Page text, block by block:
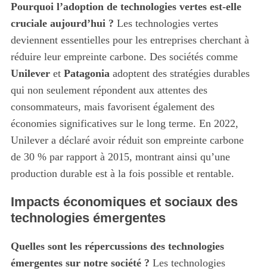
Pourquoi l’adoption de technologies vertes est-elle
cruciale aujourd’hui ? Les technologies vertes
deviennent essentielles pour les entreprises cherchant à
réduire leur empreinte carbone. Des sociétés comme
Unileveret Patagoniaadoptent des stratégies durables
qui non seulement répondent aux attentes des
consommateurs, mais favorisent également des
économies significatives sur le long terme. En 2022,
Unilever a déclaré avoir réduit son empreinte carbone
de 30 % par rapport à 2015, montrant ainsi qu’une
production durable est à la fois possible et rentable.
Impacts économiques et sociaux des
technologies émergentes
Quelles sont les répercussions des technologies
émergentes sur notre société ? Les technologies